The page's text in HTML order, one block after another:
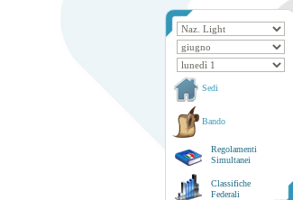
Sedi
Bando
Regolamenti
Simultanei
Classifiche
Federali